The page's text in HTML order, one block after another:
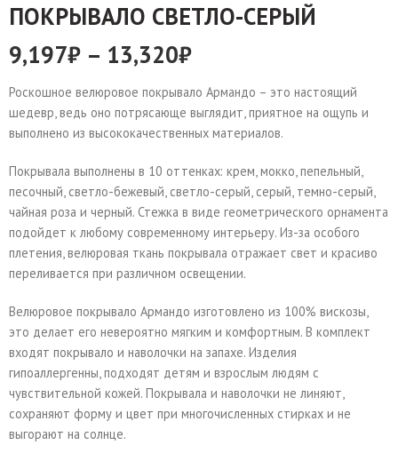
ПОКРЫВАЛО СВЕТЛО-СЕРЫЙ
9,197₽ – 13,320₽
Роскошное велюровое покрывало Армандо – это настоящий
шедевр, ведь оно потрясающе выглядит, приятное на ощупь и
выполнено из высококачественных материалов.
Покрывала выполнены в 10 оттенках: крем, мокко, пепельный,
песочный, светло-бежевый, светло-серый, серый, темно-серый,
чайная роза и черный. Стежка в виде геометрического орнамента
подойдет к любому современному интерьеру. Из-за особого
плетения, велюровая ткань покрывала отражает свет и красиво
переливается при различном освещении.
Велюровое покрывало Армандо изготовлено из 100% вискозы,
это делает его невероятно мягким и комфортным. В комплект
входят покрывало и наволочки на запахе. Изделия
гипоаллергенны, подходят детям и взрослым людям с
чувствительной кожей. Покрывала и наволочки не линяют,
сохраняют форму и цвет при многочисленных стирках и не
выгорают на солнце.